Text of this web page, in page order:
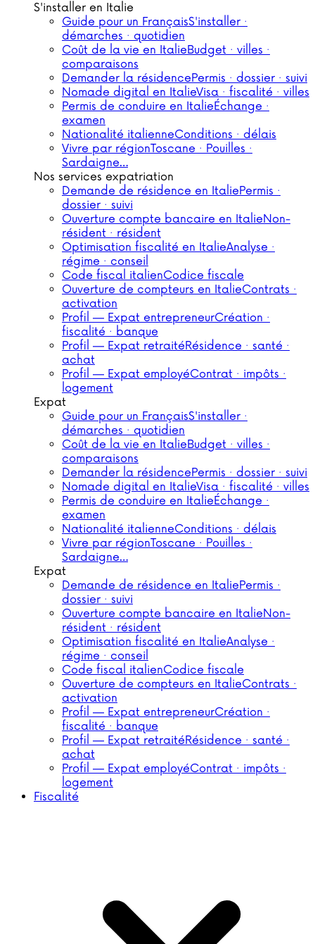
S'installer en Italie
Guide pour un FrançaisS'installer ·
démarches · quotidien
Coût de la vie en ItalieBudget · villes ·
comparaisons
Demander la résidencePermis · dossier · suivi
Nomade digital en ItalieVisa · fiscalité · villes
Permis de conduire en ItalieÉchange ·
examen
Nationalité italienneConditions · délais
Vivre par régionToscane · Pouilles ·
Sardaigne…
Nos services expatriation
Demande de résidence en ItaliePermis ·
dossier · suivi
Ouverture compte bancaire en ItalieNon-
résident · résident
Optimisation fiscalité en ItalieAnalyse ·
régime · conseil
Code fiscal italienCodice fiscale
Ouverture de compteurs en ItalieContrats ·
activation
Profil — Expat entrepreneurCréation ·
fiscalité · banque
Profil — Expat retraitéRésidence · santé ·
achat
Profil — Expat employéContrat · impôts ·
logement
Expat
Guide pour un FrançaisS'installer ·
démarches · quotidien
Coût de la vie en ItalieBudget · villes ·
comparaisons
Demander la résidencePermis · dossier · suivi
Nomade digital en ItalieVisa · fiscalité · villes
Permis de conduire en ItalieÉchange ·
examen
Nationalité italienneConditions · délais
Vivre par régionToscane · Pouilles ·
Sardaigne…
Expat
Demande de résidence en ItaliePermis ·
dossier · suivi
Ouverture compte bancaire en ItalieNon-
résident · résident
Optimisation fiscalité en ItalieAnalyse ·
régime · conseil
Code fiscal italienCodice fiscale
Ouverture de compteurs en ItalieContrats ·
activation
Profil — Expat entrepreneurCréation ·
fiscalité · banque
Profil — Expat retraitéRésidence · santé ·
achat
Profil — Expat employéContrat · impôts ·
logement
Fiscalité